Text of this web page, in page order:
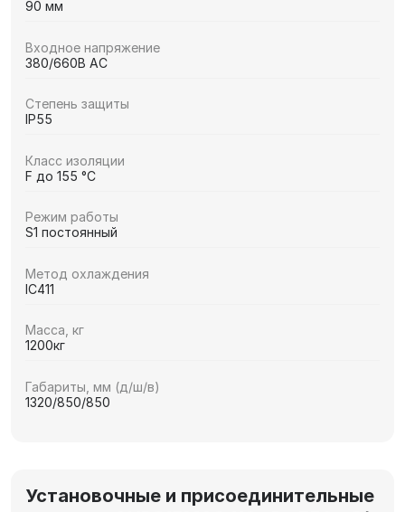
90 мм
Входное напряжение
380/660В AC
Степень защиты
IP55
Класс изоляции
F до 155 °C
Режим работы
S1 постоянный
Метод охлаждения
IC411
Масса, кг
1200кг
Габариты, мм (д/ш/в)
1320/850/850
Установочные и присоединительные